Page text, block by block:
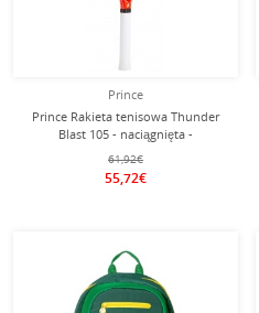
Prince
Prince Rakieta tenisowa Thunder
Blast 105 - naciągnięta -
61,92€
55,72€